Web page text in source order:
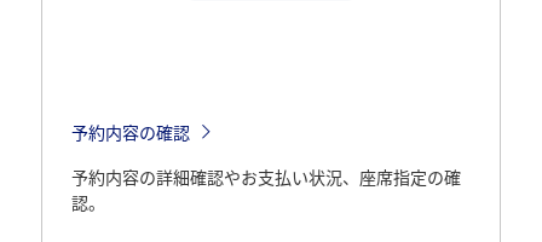
予約内容の確認
予約内容の詳細確認やお支払い状況、座席指定の確
認。